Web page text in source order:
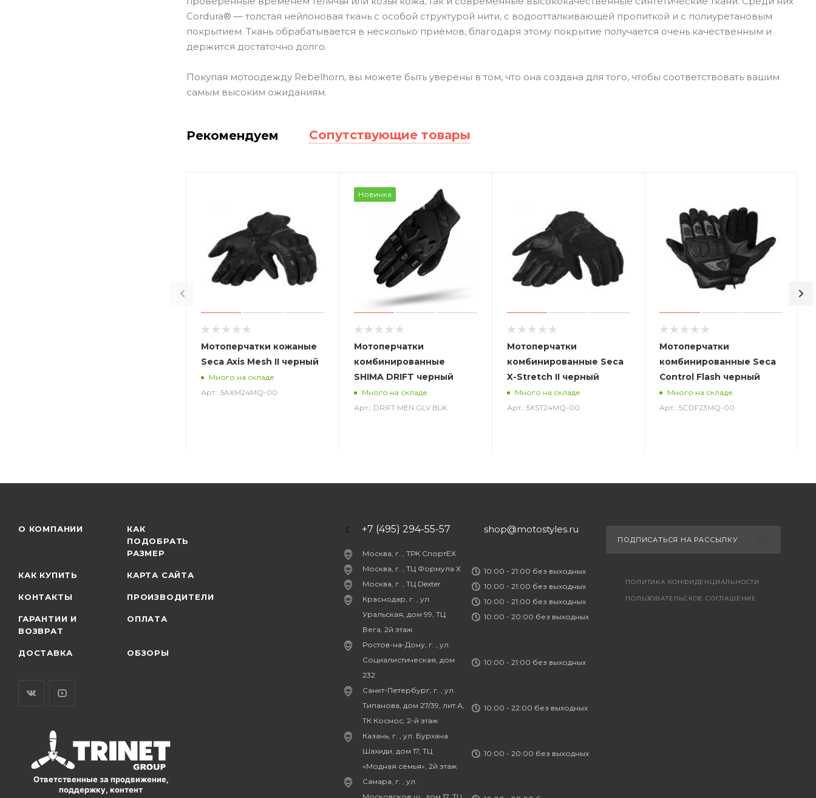
Cordura® — толстая нейлоновая ткань с особой структурой нити, с водоотталкивающей пропиткой и с полиуретановым
покрытием. Ткань обрабатывается в несколько приёмов, благодаря этому покрытие получается очень качественным и
держится достаточно долго.
Покупая мотоодежду Rebelhorn, вы можете быть уверены в том, что она создана для того, чтобы соответствовать вашим
самым высоким ожиданиям.
Рекомендуем Сопутствующие товары
Мотоперчатки кожаные
Seca Axis Mesh II черный
Много на складе
Арт.: 5AXM24MQ-00
Новинка
Мотоперчатки
комбинированные
SHIMA DRIFT черный
Много на складе
Арт.: DRIFT MEN GLV BLK
Мотоперчатки
комбинированные Seca
X-Stretch II черный
Много на складе
Арт.: 5XST24MQ-00
Мотоперчатки
комбинированные Seca
Control Flash черный
Много на складе
Арт.: 5COF23MQ-00
О КОМПАНИИ
КАК
ПОДОБРАТЬ
РАЗМЕР
КАК КУПИТЬ КАРТА САЙТА
КОНТАКТЫ ПРОИЗВОДИТЕЛИ
ГАРАНТИИ И
ВОЗВРАТ
ОПЛАТА
ДОСТАВКА ОБЗОРЫ
Ответственные за продвижение,
поддержку, контент
+7 (495) 294-55-57
Москва, г. , ТРК СпортЕХ
Москва, г. , ТЦ Формула Х
Москва, г. , ТЦ Dexter
Краснодар, г. , ул.
Уральская, дом 99, ТЦ
Вега, 2й этаж
Ростов-на-Дону, г. , ул.
Социалистическая, дом
232
Санкт-Петербург, г. , ул.
Типанова, дом 27/39, лит.А,
ТК Космос, 2-й этаж
Казань, г. , ул. Бурхана
Шахиди, дом 17, ТЦ
«Модная семья», 2й этаж
Самара, г. , ул.
shop@motostyles.ru
10:00 - 21:00 без выходных
10:00 - 21:00 без выходных
10:00 - 21:00 без выходных
10:00 - 20:00 без выходных
10:00 - 21:00 без выходных
10:00 - 22:00 без выходных
10:00 - 20:00 без выходных
ПОДПИСАТЬСЯ НА РАССЫЛКУ
ПОЛИТИКА КОНФИДЕНЦИАЛЬНОСТИ
ПОЛЬЗОВАТЕЛЬСКОЕ СОГЛАШЕНИЕ